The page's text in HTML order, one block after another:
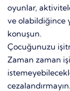
oyunlar,
ve olabildiğince
konuşun.
Çocuğunuzu
Zaman zaman